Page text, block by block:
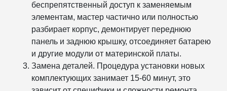
беспрепятственный доступ к заменяемым
элементам, мастер частично или полностью
разбирает корпус, демонтирует переднюю
панель и заднюю крышку, отсоединяет батарею
и другие модули от материнской платы.
Замена деталей. Процедура установки новых
комплектующих занимает 15-60 минут, это